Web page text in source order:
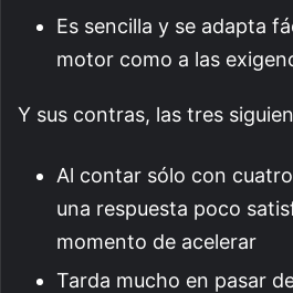
Es sencilla y se adapta
motor como a las
Y sus contras, las tres
Al contar sólo con
una respuesta poco
momento de acelerar
Tarda mucho en pasar